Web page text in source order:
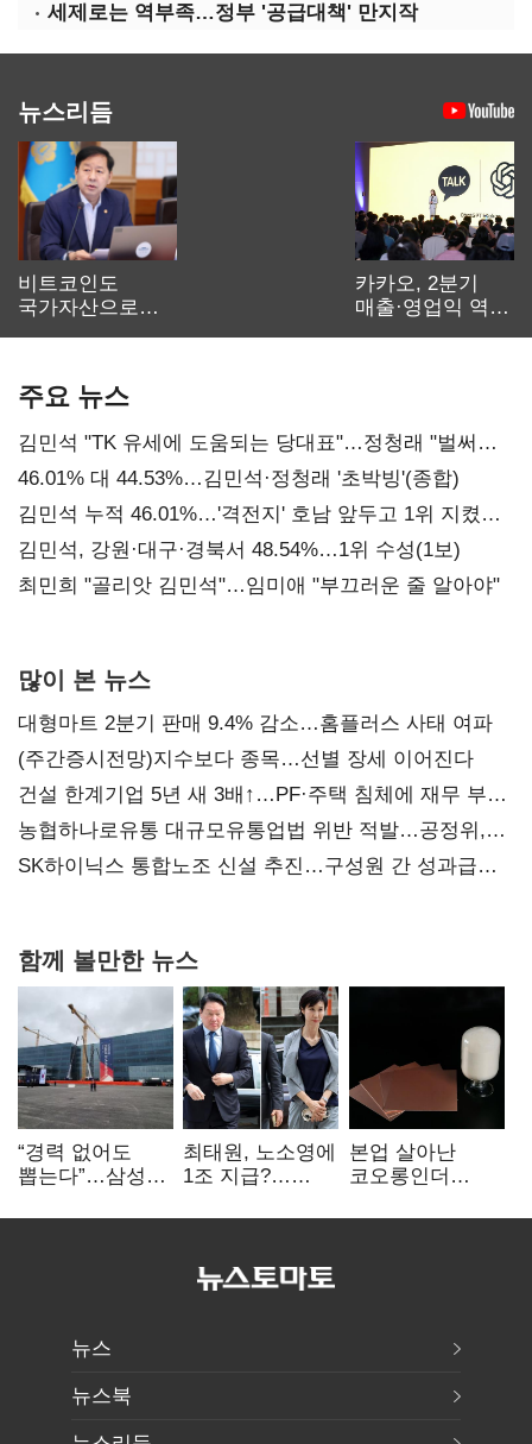
세제로는 역부족…정부 '공급대책' 만지작
뉴스리듬
비트코인도
국가자산으로…'
카카오, 2분기
매출·영업익 역대
주요 뉴스
김민석 "TK 유세에 도움되는 당대표"…정청래 "벌써
대표된 양 당직 배분"
46.01% 대 44.53%…김민석·정청래 '초박빙'(종합)
김민석 누적 46.01%…'격전지' 호남 앞두고 1위 지켰다
(2보)
김민석, 강원·대구·경북서 48.54%…1위 수성(1보)
최민희 "골리앗 김민석"…임미애 "부끄러운 줄 알아야"
많이 본 뉴스
대형마트 2분기 판매 9.4% 감소…홈플러스 사태 여파
(주간증시전망)지수보다 종목…선별 장세 이어진다
건설 한계기업 5년 새 3배↑…PF·주택 침체에 재무 부담
확대
농협하나로유통 대규모유통업법 위반 적발…공정위,
과징금 4억6200만원 부과
SK하이닉스 통합노조 신설 추진…구성원 간 성과급
함께 볼만한 뉴스
“경력 없어도
뽑는다”…삼성
반도체 인재
최태원, 노소영에
1조 지급?…
본업 살아난
코오롱인더
배터리 소재로
뉴스
뉴스북